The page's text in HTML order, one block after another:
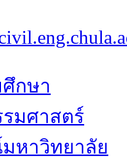
กษา
มศาสตร์
หาวิทยาลัย